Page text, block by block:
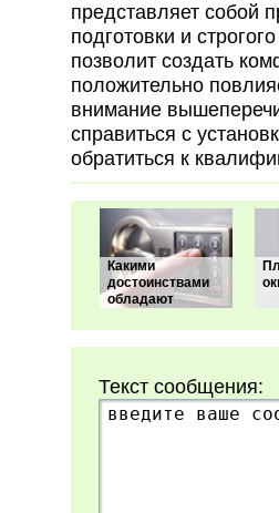
представляет собой
подготовки и
позволит создать
положительно
внимание
справиться с
обратиться к
Какими
достоинствами
обладают
Текст сообщения: